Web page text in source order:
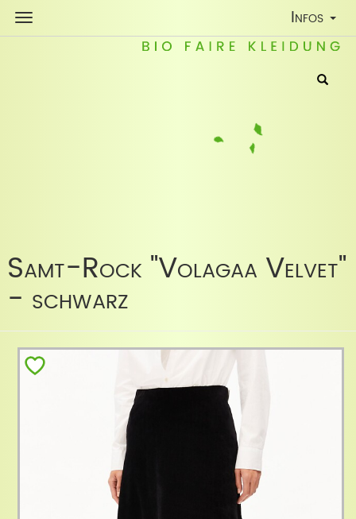
Toggle
Infos
Samt-Rock "Volagaa Velvet"
- schwarz